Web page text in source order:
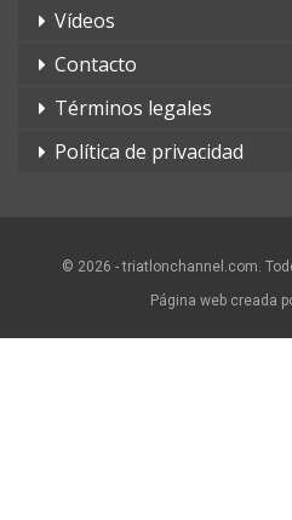
Vídeos
Contacto
Términos legales
Política de privacidad
© 2026 - triatlonchannel.com.
Página web creada